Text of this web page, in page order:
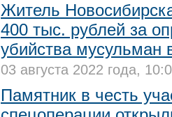
Житель
400 тыс. рублей за
убийства мусульман
03 августа 2022 года,
Памятник в честь